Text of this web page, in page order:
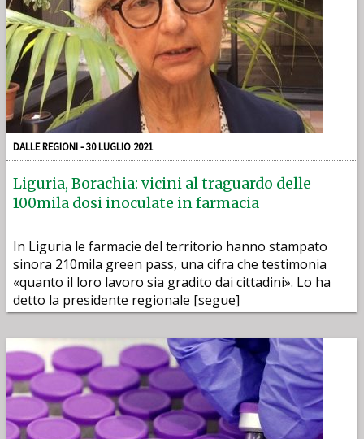
DALLE REGIONI - 30 LUGLIO 2021
Liguria, Borachia: vicini al traguardo delle
100mila dosi inoculate in farmacia
In Liguria le farmacie del territorio hanno stampato
sinora 210mila green pass, una cifra che testimonia
«quanto il loro lavoro sia gradito dai cittadini». Lo ha
detto la presidente regionale [segue]